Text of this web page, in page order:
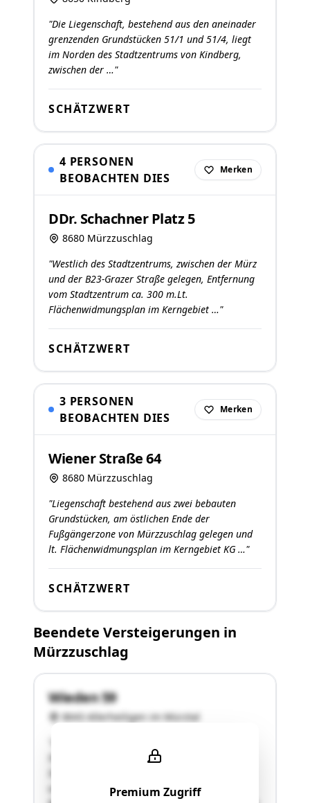
"Die Liegenschaft, bestehend aus den aneinader
grenzenden Grundstücken 51/1 und 51/4, liegt
im Norden des Stadtzentrums von Kindberg,
zwischen der …"
SCHÄTZWERT
4 PERSONEN
BEOBACHTEN DIES
Merken
DDr. Schachner Platz 5
8680 Mürzzuschlag
"Westlich des Stadtzentrums, zwischen der Mürz
und der B23-Grazer Straße gelegen, Entfernung
vom Stadtzentrum ca. 300 m.Lt.
Flächenwidmungsplan im Kerngebiet …"
SCHÄTZWERT
3 PERSONEN
BEOBACHTEN DIES
Merken
Wiener Straße 64
8680 Mürzzuschlag
"Liegenschaft bestehend aus zwei bebauten
Grundstücken, am östlichen Ende der
Fußgängerzone von Mürzzuschlag gelegen und
lt. Flächenwidmungsplan im Kerngebiet KG …"
SCHÄTZWERT
Beendete Versteigerungen in
Mürzzuschlag
Premium Zugriff
Wieden 59
8643 Allerheiligen im Mürztal
Stadtgemeinde Kindberg, am Ende einer
Sackgasse (Eibisbergerweg). Grundstück mit
unregelmäßiger Grundrißform, nördlicher